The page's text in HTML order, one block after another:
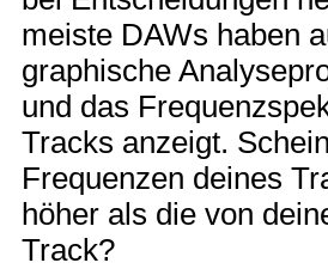
meiste DAWs haben
graphische
und das
Tracks anzeigt.
Frequenzen deines
höher als die von
Track?